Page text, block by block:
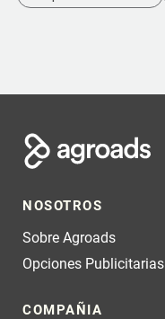
NOSOTROS
Sobre Agroads
Opciones Publicitarias
COMPAÑIA